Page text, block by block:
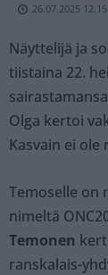
26.07.2025 12.15
Näyttelijä ja
tiistaina 22.
Olga kertoi
Kasvain ei
Temoselle on
nimeltä
Temonen
ranskalais-